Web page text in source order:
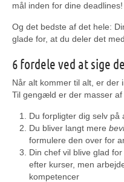
mål inden for dine deadlines!
Og det bedste af det hele:
glade for, at du deler det
6 fordele ved at sige
Når alt kommer til alt, er der
Til gengæld er der masser af
Du forpligter dig selv
Du bliver langt mere
formulere den over for
Din chef vil blive glad
efter kurser, men
kompetencer